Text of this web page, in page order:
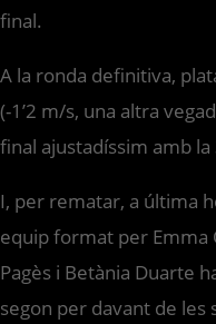
final.
A la ronda definitiva,
(-1’2 m/s, una altra
final ajustadíssim amb la
I, per rematar, a última
equip format per Emma
Pagès i Betània Duarte
segon per davant de les